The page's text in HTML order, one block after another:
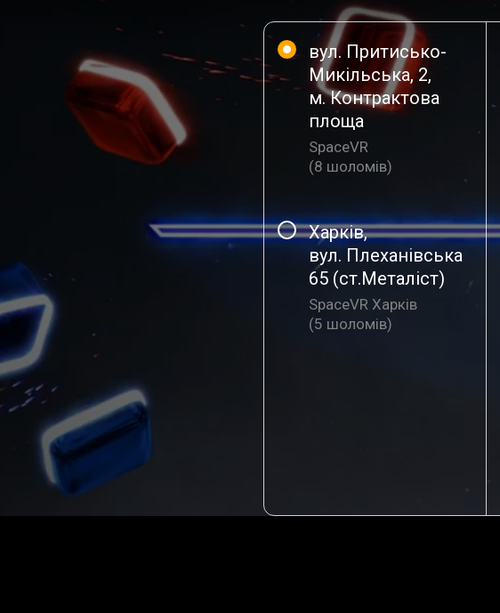
вул. Притисько-
Микільська, 2,
м. Контрактова
площа
SpaceVR
(8 шоломiв)
Харків,
вул. Плеханівська
65 (ст.Металіст)
SpaceVR Харків
(5 шоломiв)